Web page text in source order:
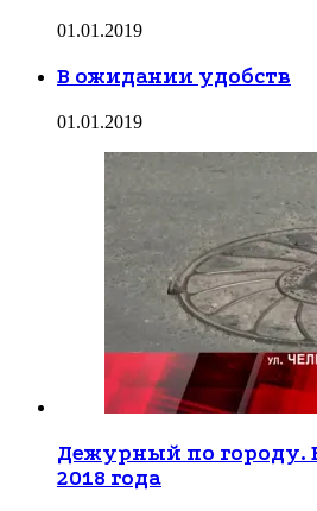
01.01.2019
В ожидании удобств
01.01.2019
Дежурный по городу.
2018 года